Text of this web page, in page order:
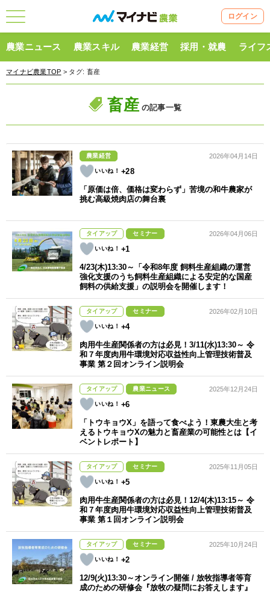
ログイン
農業ニュース 農業スキル 農業経営 採用・就農 ライフ
マイナビ農業TOP > タグ: 畜産
畜産 の記事一覧
農業経営
+28
2026年04月14日
「原価は倍、価格は変わらず」苦境の和牛農家が
挑む高級焼肉店の舞台裏
タイアップ セミナー
+1
2026年04月06日
4/23(木)13:30～「令和8年度 飼料生産組織の運営
強化支援のうち飼料生産組織による安定的な国産
飼料の供給支援」の説明会を開催します！
タイアップ セミナー
+4
2026年02月10日
肉用牛生産関係者の方は必見！3/11(水)13:30～ 令
和７年度肉用牛環境対応収益性向上管理技術普及
事業 第２回オンライン説明会
タイアップ 農業ニュース
+6
2025年12月24日
「トウキョウX」を語って食べよう！東農大生と考
えるトウキョウXの魅力と畜産業の可能性とは【イ
ベントレポート】
タイアップ セミナー
+5
2025年11月05日
肉用牛生産関係者の方は必見！12/4(木)13:15～ 令
和７年度肉用牛環境対応収益性向上管理技術普及
事業 第１回オンライン説明会
タイアップ セミナー
+2
2025年10月24日
12/9(火)13:30～オンライン開催 / 放牧指導者等育
成のための研修会『放牧の疑問にお答えします』